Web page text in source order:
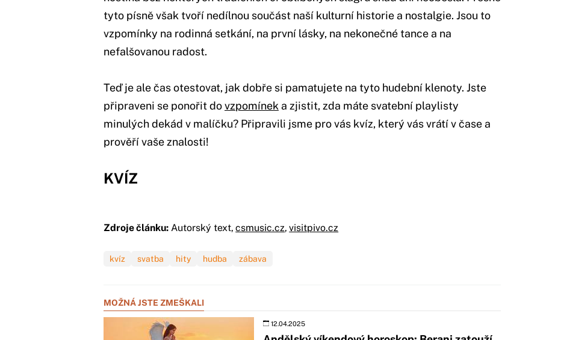
tyto písně však tvoří nedílnou součást naší kulturní historie a nostalgie. Jsou to
vzpomínky na rodinná setkání, na první lásky, na nekonečné tance a na
nefalšovanou radost.
Teď je ale čas otestovat, jak dobře si pamatujete na tyto hudební klenoty. Jste
připraveni se ponořit dovzpomínek a zjistit, zda máte svatební playlisty
minulých dekád v malíčku? Připravili jsme pro vás kvíz, který vás vrátí v čase a
prověří vaše znalosti!
KVÍZ
Zdroje článku: Autorský text, csmusic.cz, visitpivo.cz
kvíz svatba hity hudba zábava
MOŽNÁ JSTE ZMEŠKALI
12.04.2025